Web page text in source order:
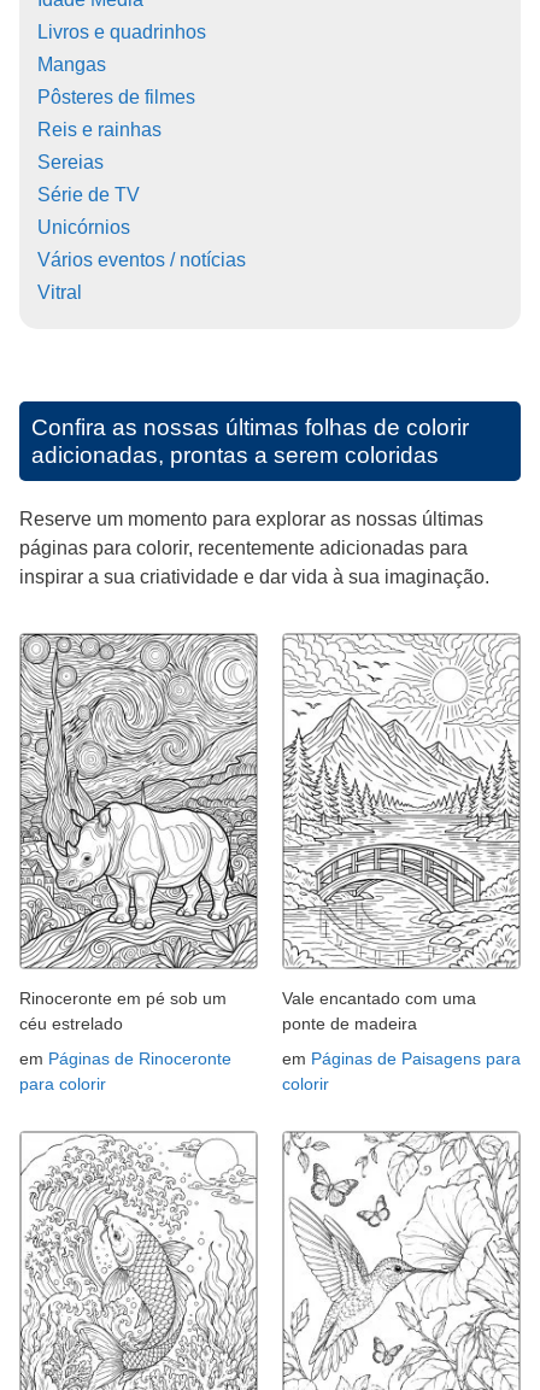
Livros e quadrinhos
Mangas
Pôsteres de filmes
Reis e rainhas
Sereias
Série de TV
Unicórnios
Vários eventos / notícias
Vitral
Confira as nossas últimas folhas de colorir
adicionadas, prontas a serem coloridas
Reserve um momento para explorar as nossas últimas
páginas para colorir, recentemente adicionadas para
inspirar a sua criatividade e dar vida à sua imaginação.
Rinoceronte em pé sob um
céu estrelado
em Páginas de Rinoceronte
para colorir
Vale encantado com uma
ponte de madeira
em Páginas de Paisagens para
colorir